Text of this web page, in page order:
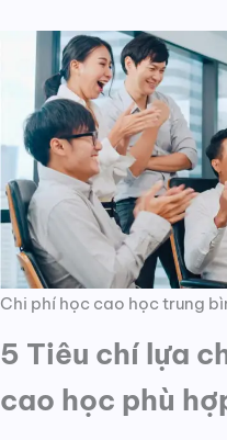
Chi phí học cao học trung
5 Tiêu chí lựa
cao học phù